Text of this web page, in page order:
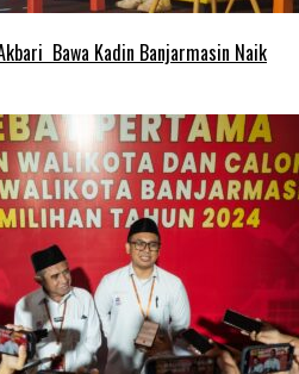
Bawa Kadin Banjarmasin Naik